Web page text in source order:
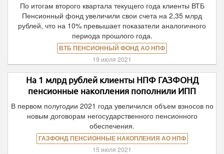
По итогам второго квартала текущего года клиенты ВТБ
Пенсионный фонд увеличили свои счета на 2,35 млрд
рублей, что на 10% превышает показатели аналогичного
периода прошлого года.
ВТБ ПЕНСИОННЫЙ ФОНД АО НПФ
19 июля 2021
На 1 млрд рублей клиенты НПФ ГАЗФОНД
пенсионные накопления пополнили ИПП
В первом полугодии 2021 года увеличился объем взносов по
новым договорам негосударственного пенсионного
обеспечения.
ГАЗФОНД ПЕНСИОННЫЕ НАКОПЛЕНИЯ АО НПФ
15 июля 2021